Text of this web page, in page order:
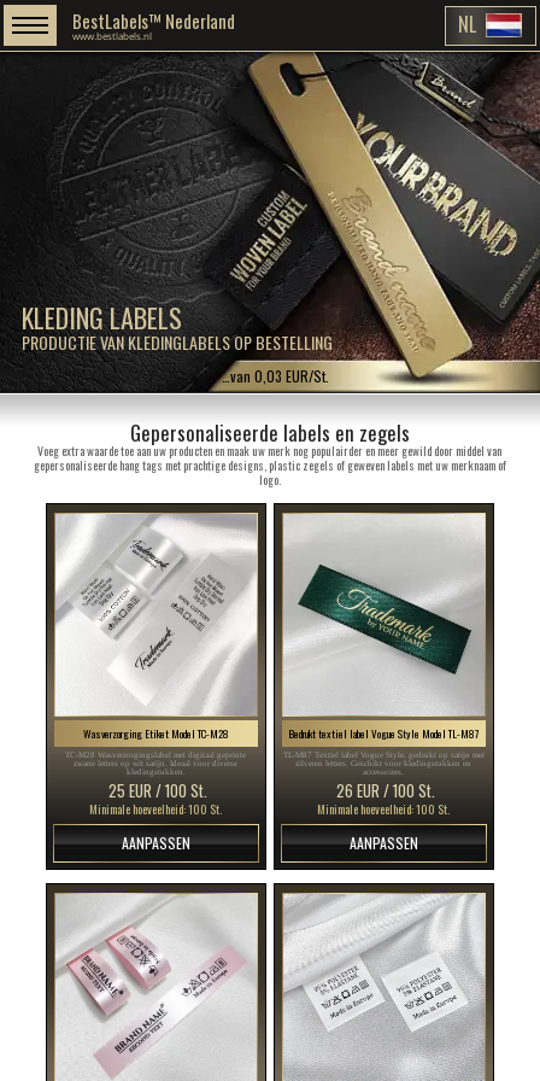
KLEDING LABELS
PRODUCTIE VAN KLEDINGLABELS OP BESTELLING
BestLabels™ Nederland
www.bestlabels.nl NL
…van 0,03 EUR/St.
Gepersonaliseerde labels en zegels
Voeg extra waarde toe aan uw producten en maak uw merk nog populairder en meer gewild door middel van
gepersonaliseerde hang tags met prachtige designs, plastic zegels of geweven labels met uw merknaam of
logo.
Wasverzorging Etiket Model TC-M28
TC-M28 Wasverzorgingslabel met digitaal geprinte
zwarte letters op wit satijn. Ideaal voor diverse
kledingstukken.
25 EUR / 100 St.
Minimale hoeveelheid: 100 St.
AANPASSEN
Bedrukt textiel label Vogue Style Model TL-M87
TL-M87 Textiel label Vogue Style, gedrukt op satijn met
zilveren letters. Geschikt voor kledingstukken en
accessoires.
26 EUR / 100 St.
Minimale hoeveelheid: 100 St.
AANPASSEN